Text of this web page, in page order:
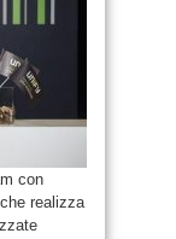
con
realizza